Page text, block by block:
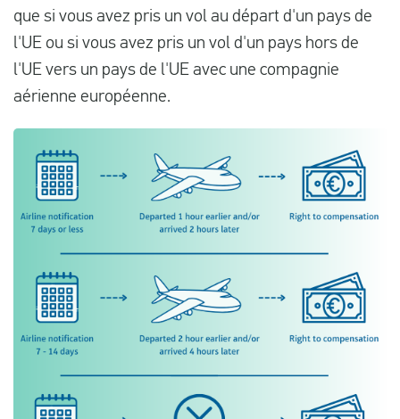
que si vous avez pris un vol au départ d'un pays de
l'UE ou si vous avez pris un vol d'un pays hors de
l'UE vers un pays de l'UE avec une compagnie
aérienne européenne.